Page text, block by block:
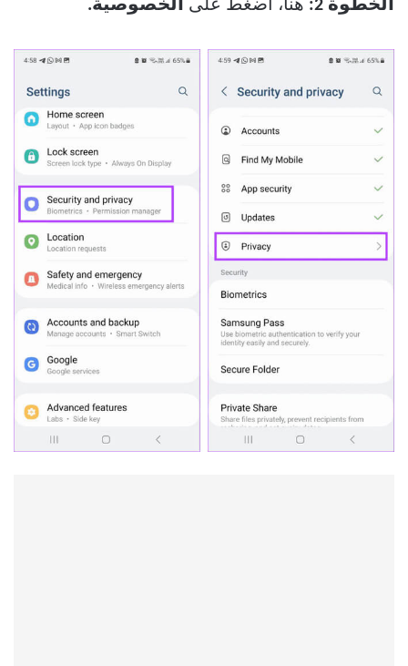
الخطوة 2: هنا، اضغط على الخصوصية.